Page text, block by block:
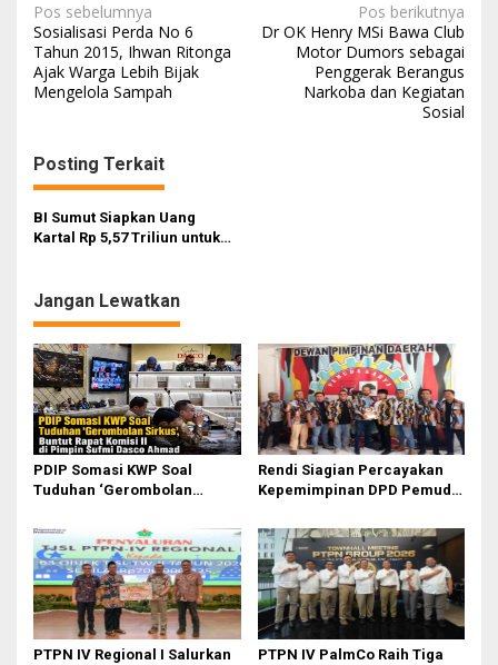
N
a
v
a
s
i
o
s
Pos sebelumnya
Sosialisasi Perda No 6
Tahun 2015, Ihwan Ritonga
Ajak Warga Lebih Bijak
Mengelola Sampah
Pos berikutnya
Dr OK Henry MSi Bawa Club
Motor Dumors sebagai
Penggerak Berangus
Narkoba dan Kegiatan
Sosial
Posting Terkait
BI Sumut Siapkan Uang
Kartal Rp 5,57 Triliun untuk
Jangan Lewatkan
PDIP Somasi KWP Soal
Tuduhan ‘Gerombolan
II Dipimpin Sufmi Dasco
Ahmad
Rendi Siagian Percayakan
Kepemimpinan DPD Pemuda
kepada Josef Sembiring
PTPN IV Regional I Salurkan
PTPN IV PalmCo Raih Tiga